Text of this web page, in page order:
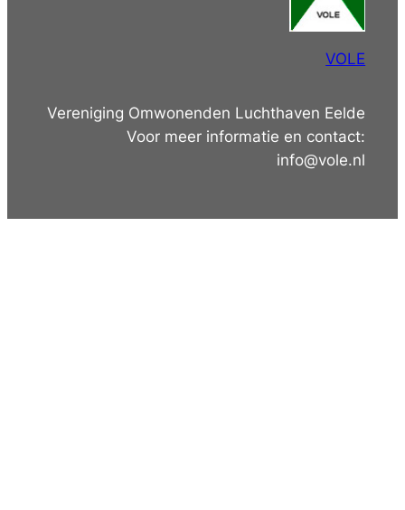
VOLE
Vereniging Omwonenden Luchthaven Eelde
Voor meer informatie en contact:
info@vole.nl